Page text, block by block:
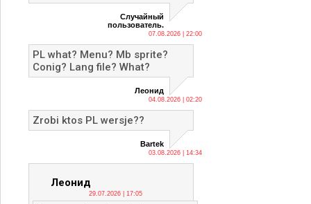
Случайный
пользователь.
07.08.2026 | 22:00
PL what? Menu? Mb sprite?
Conig? Lang file? What?
Леонид
04.08.2026 | 02:20
Zrobi ktos PL wersje??
Bartek
03.08.2026 | 14:34
Леонид
29.07.2026 | 17:05